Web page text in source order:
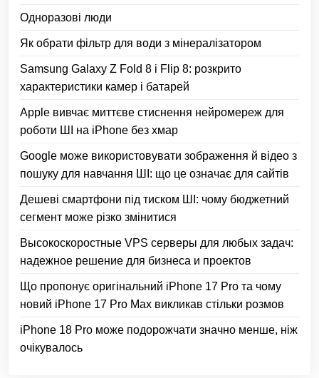
Одноразові люди
Як обрати фільтр для води з мінералізатором
Samsung Galaxy Z Fold 8 і Flip 8: розкрито
характеристики камер і батарей
Apple вивчає миттєве стиснення нейромереж для
роботи ШІ на iPhone без хмар
Google може використовувати зображення й відео з
пошуку для навчання ШІ: що це означає для сайтів
Дешеві смартфони під тиском ШІ: чому бюджетний
сегмент може різко змінитися
Высокоскоростные VPS серверы для любых задач:
надежное решение для бизнеса и проектов
Що пропонує оригінальний iPhone 17 Pro та чому
новий iPhone 17 Pro Max викликав стільки розмов
iPhone 18 Pro може подорожчати значно менше, ніж
очікувалось